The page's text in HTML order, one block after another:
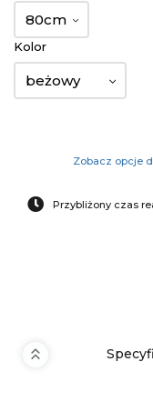
80cm
Kolor
beżowy
Zobacz opcje
Przybliżony czas